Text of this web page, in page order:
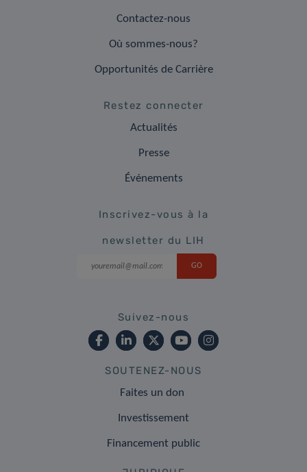
Contactez-nous
Où sommes-nous?
Opportunités de Carrière
Restez connecter
Actualités
Presse
Événements
Inscrivez-vous à la
newsletter du LIH
Suivez-nous
SOUTENEZ-NOUS
Faites un don
Investissement
Financement public